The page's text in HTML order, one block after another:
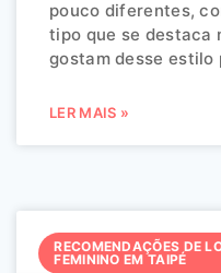
pouco diferentes,
tipo que se destaca
gostam desse estilo
LER MAIS »
RECOMENDAÇÕES DE
FEMININO EM TAIPÉ